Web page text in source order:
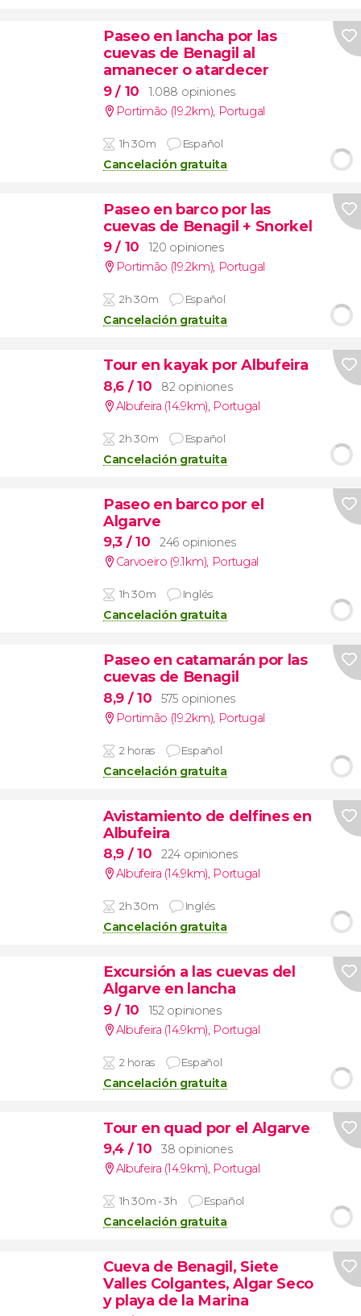
Paseo en lancha por las
cuevas de Benagil al
amanecer o atardecer
9/ 10
1.088 opiniones
Portimão (19.2km), Portugal
1h 30m Español
Cancelación gratuita
Paseo en barco por las
cuevas de Benagil + Snorkel
9/ 10
120 opiniones
Portimão (19.2km), Portugal
2h 30m Español
Cancelación gratuita
Tour en kayak por Albufeira
8,6 / 10
82 opiniones
Albufeira (14.9km), Portugal
2h 30m Español
Cancelación gratuita
Paseo en barco por el
Algarve
9,3 / 10
246 opiniones
Carvoeiro (9.1km), Portugal
1h 30m Inglés
Cancelación gratuita
Paseo en catamarán por las
cuevas de Benagil
8,9 / 10
575 opiniones
Portimão (19.2km), Portugal
2 horas Español
Cancelación gratuita
Avistamiento de delfines en
Albufeira
8,9 / 10
224 opiniones
Albufeira (14.9km), Portugal
2h 30m Inglés
Cancelación gratuita
Excursión a las cuevas del
Algarve en lancha
9/ 10
152 opiniones
Albufeira (14.9km), Portugal
2 horas Español
Cancelación gratuita
Tour en quad por el Algarve
9,4 / 10
38 opiniones
Albufeira (14.9km), Portugal
1h 30m - 3h Español
Cancelación gratuita
Cueva de Benagil, Siete
Valles Colgantes, Algar Seco
y playa de la Marina